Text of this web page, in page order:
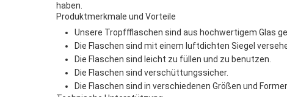
haben.
Produktmerkmale und Vorteile
Unsere Tropffflaschen sind aus hochwertigem Glas
Die Flaschen sind mit einem luftdichten Siegel
Die Flaschen sind leicht zu füllen und zu benutzen.
Die Flaschen sind verschüttungssicher.
Die Flaschen sind in verschiedenen Größen und